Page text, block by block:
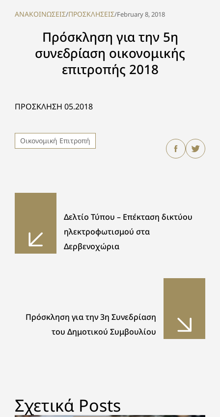
ΑΝΑΚΟΙΝΩΣΕΙΣ/ΠΡΟΣΚΛΗΣΕΙΣ/February 8, 2018
Πρόσκληση για την 5η
συνεδρίαση οικονομικής
επιτροπής 2018
ΠΡΟΣΚΛΗΣΗ 05.2018
Οικονομική Επιτροπή
Δελτίο Τύπου – Επέκταση δικτύου
ηλεκτροφωτισμού στα
Δερβενοχώρια
Πρόσκληση για την 3η Συνεδρίαση
του Δημοτικού Συμβουλίου
Σχετικά Posts